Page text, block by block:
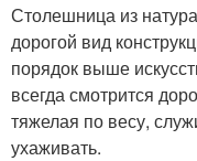
Столешница из
дорогой вид
порядок выше
всегда смотрится
тяжелая по весу,
ухаживать.